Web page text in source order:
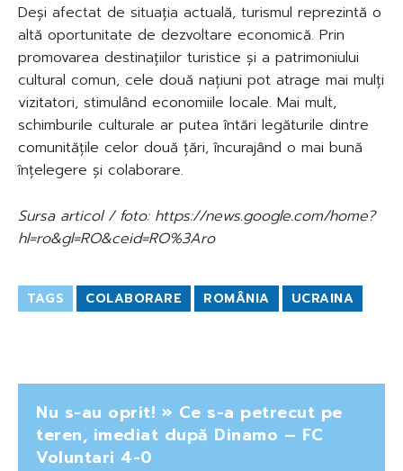
Deși afectat de situația actuală, turismul reprezintă o
altă oportunitate de dezvoltare economică. Prin
promovarea destinațiilor turistice și a patrimoniului
cultural comun, cele două națiuni pot atrage mai mulți
vizitatori, stimulând economiile locale. Mai mult,
schimburile culturale ar putea întări legăturile dintre
comunitățile celor două țări, încurajând o mai bună
înțelegere și colaborare.
Sursa articol / foto: https://news.google.com/home?
hl=ro&gl=RO&ceid=RO%3Aro
TAGS COLABORARE ROMÂNIA UCRAINA
Nu s-au oprit! » Ce s-a petrecut pe
teren, imediat după Dinamo – FC
Voluntari 4-0